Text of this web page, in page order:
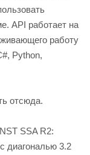
API работает на
работу
Python,
отсюда.
SSA R2:
диагональю 3.2